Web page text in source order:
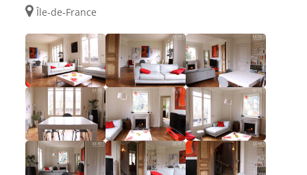
Île-de-France